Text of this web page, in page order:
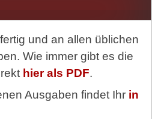
und an allen üblichen
Wie immer gibt es die
hier als PDF.
Ausgaben findet Ihr in